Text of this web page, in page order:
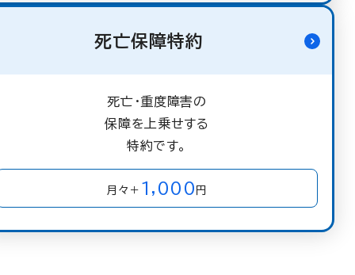
死亡保障特約
死亡・重度障害の
保障を上乗せする
特約です。
月々＋ 1,000 円